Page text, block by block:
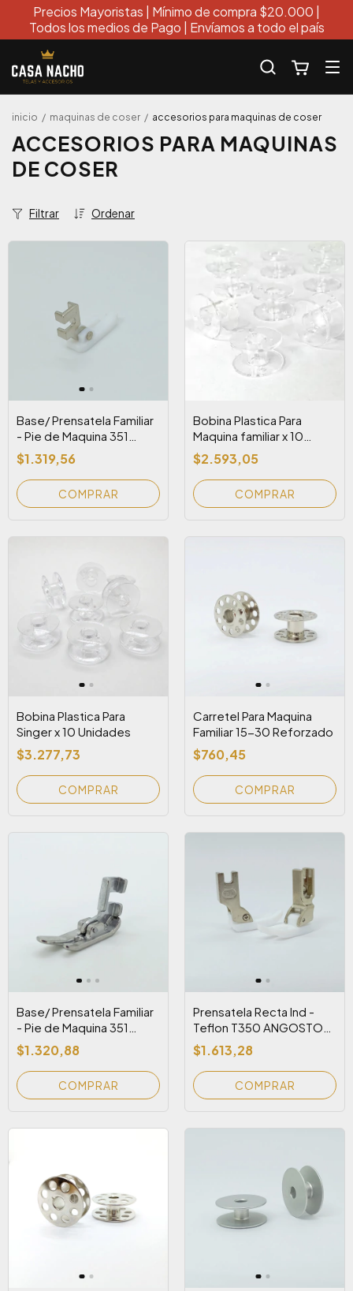
Precios Mayoristas | Mínimo de compra $20.000 |
Todos los medios de Pago | Envíamos a todo el país
inicio / maquinas de coser / accesorios para maquinas de coser
ACCESORIOS PARA MAQUINAS
DE COSER
Ordenar
Filtrar
Base/ Prensatela Familiar
- Pie de Maquina 351
Silicona
$1.319,56
Bobina Plastica Para
Maquina familiar x 10
Unidades
$2.593,05
Bobina Plastica Para
Singer x 10 Unidades
$3.277,73
Carretel Para Maquina
Familiar 15-30 Reforzado
$760,45
Base/ Prensatela Familiar
- Pie de Maquina 351
Metal
$1.320,88
Prensatela Recta Ind -
Teflon T350 ANGOSTO
(351) (T-350_Anysew)
$1.613,28